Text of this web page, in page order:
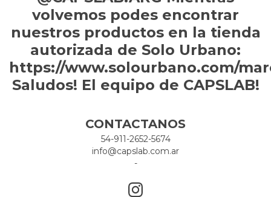
volvemos podes encontrar
nuestros productos en la tienda
autorizada de Solo Urbano:
https://www.solourbano.com/
Saludos! El equipo de CAPSLAB!
CONTACTANOS
54-911-2652-5674
info@capslab.com.ar
-